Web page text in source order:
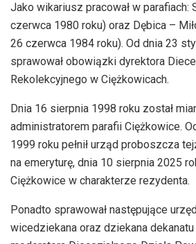
Jako wikariusz pracował w parafiach:
czerwca 1980 roku) oraz Dębica –
26 czerwca 1984 roku). Od dnia 23
sprawował obowiązki dyrektora
Rekolekcyjnego w Ciężkowicach.
Dnia 16 sierpnia 1998 roku został
administratorem parafii Ciężkowice.
1999 roku pełnił urząd proboszcza
na emeryturę, dnia 10 sierpnia 2025
Ciężkowice w charakterze rezydenta.
Ponadto sprawował następujące
wicedziekana oraz dziekana